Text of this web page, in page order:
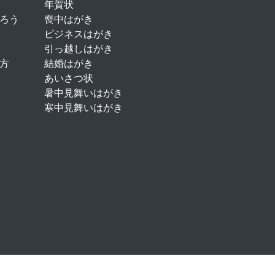
う
年賀状
喪中はがき
ビジネスはがき
引っ越しはがき
結婚はがき
あいさつ状
暑中見舞いはがき
寒中見舞いはがき